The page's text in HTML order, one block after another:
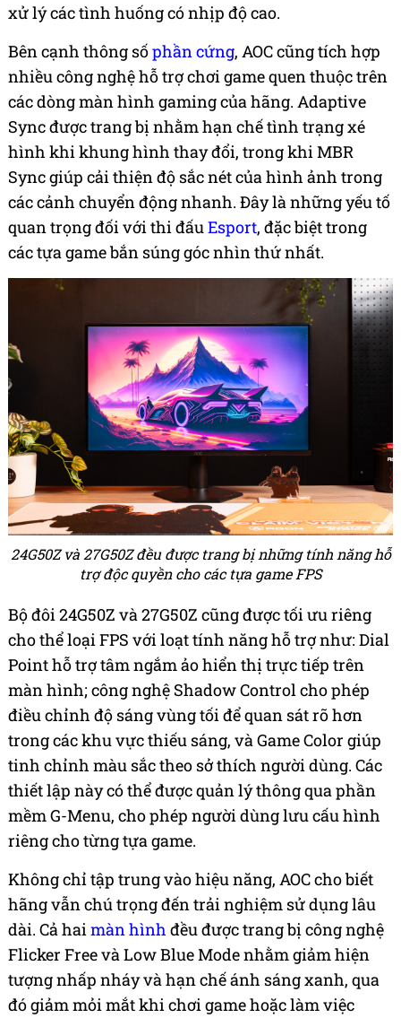
xử lý các tình huống có nhịp độ cao.
Bên cạnh thông sốphần cứng, AOC cũng tích hợp
nhiều công nghệ hỗ trợ chơi game quen thuộc trên
các dòng màn hình gaming của hãng. Adaptive
Sync được trang bị nhằm hạn chế tình trạng xé
hình khi khung hình thay đổi, trong khi MBR
Sync giúp cải thiện độ sắc nét của hình ảnh trong
các cảnh chuyển động nhanh. Đây là những yếu tố
quan trọng đối với thi đấuEsport, đặc biệt trong
các tựa game bắn súng góc nhìn thứ nhất.
24G50Z và 27G50Z đều được trang bị những tính năng hỗ
trợ độc quyền cho các tựa game FPS
Bộ đôi 24G50Z và 27G50Z cũng được tối ưu riêng
cho thể loại FPS với loạt tính năng hỗ trợ như: Dial
Point hỗ trợ tâm ngắm ảo hiển thị trực tiếp trên
màn hình; công nghệ Shadow Control cho phép
điều chỉnh độ sáng vùng tối để quan sát rõ hơn
trong các khu vực thiếu sáng, và Game Color giúp
tinh chỉnh màu sắc theo sở thích người dùng. Các
thiết lập này có thể được quản lý thông qua phần
mềm G-Menu, cho phép người dùng lưu cấu hình
riêng cho từng tựa game.
Không chỉ tập trung vào hiệu năng, AOC cho biết
hãng vẫn chú trọng đến trải nghiệm sử dụng lâu
dài. Cả haimàn hình đều được trang bị công nghệ
Flicker Free và Low Blue Mode nhằm giảm hiện
tượng nhấp nháy và hạn chế ánh sáng xanh, qua
đó giảm mỏi mắt khi chơi game hoặc làm việc